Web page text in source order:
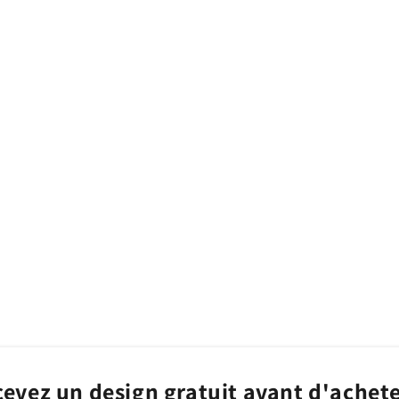
un design gratuit avant